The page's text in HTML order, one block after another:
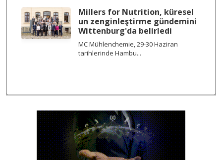
Millers for Nutrition, küresel
un zenginleştirme gündemini
Wittenburg'da belirledi
MC Mühlenchemie, 29-30 Haziran
tarihlerinde Hambu...